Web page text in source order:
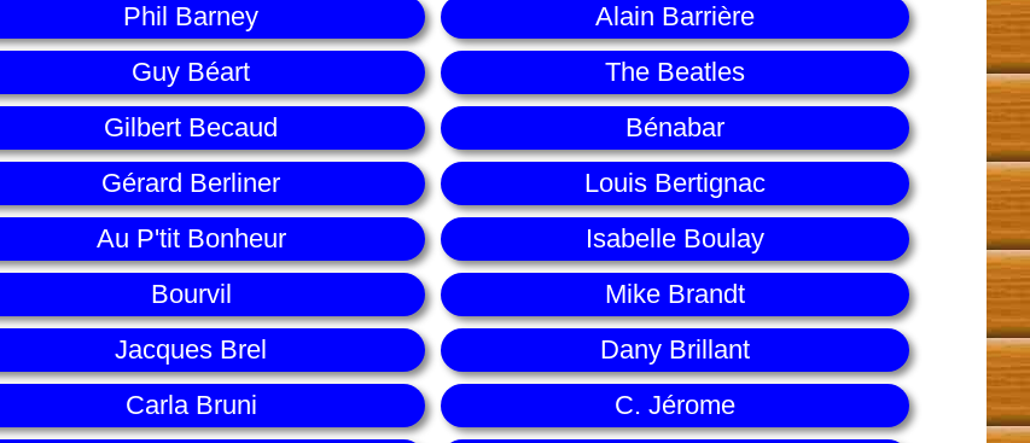
Phil Barney
Alain Barrière
Guy Béart
The Beatles
Gilbert Becaud
Bénabar
Gérard Berliner
Louis Bertignac
Au P'tit Bonheur
Isabelle Boulay
Bourvil
Mike Brandt
Jacques Brel
Dany Brillant
Carla Bruni
C. Jérome